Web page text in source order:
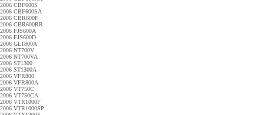
2006 CBF600S
2006 CBF600SA
2006 CBR600F
2006 CBR600RR
2006 FJS600A
2006 FJS600D
2006 GL1800A
2006 NT700V
2006 NT700VA
2006 ST1300
2006 ST1300A
2006 VFR800
2006 VFR800A
2006 VT750C
2006 VT750CA
2006 VTR1000F
2006 VTR1000SP